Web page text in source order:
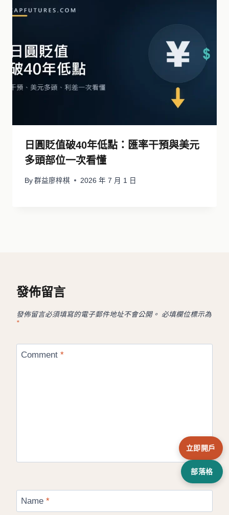
日圓貶值破40年低點：匯率干預與美元
多頭部位一次看懂
By 群益廖梓棋 2026 年 7 月 1 日
發佈留言
發佈留言必須填寫的電子郵件地址不會公開。 必填欄位標示為
*
Comment *
Name *
立即開戶
部落格